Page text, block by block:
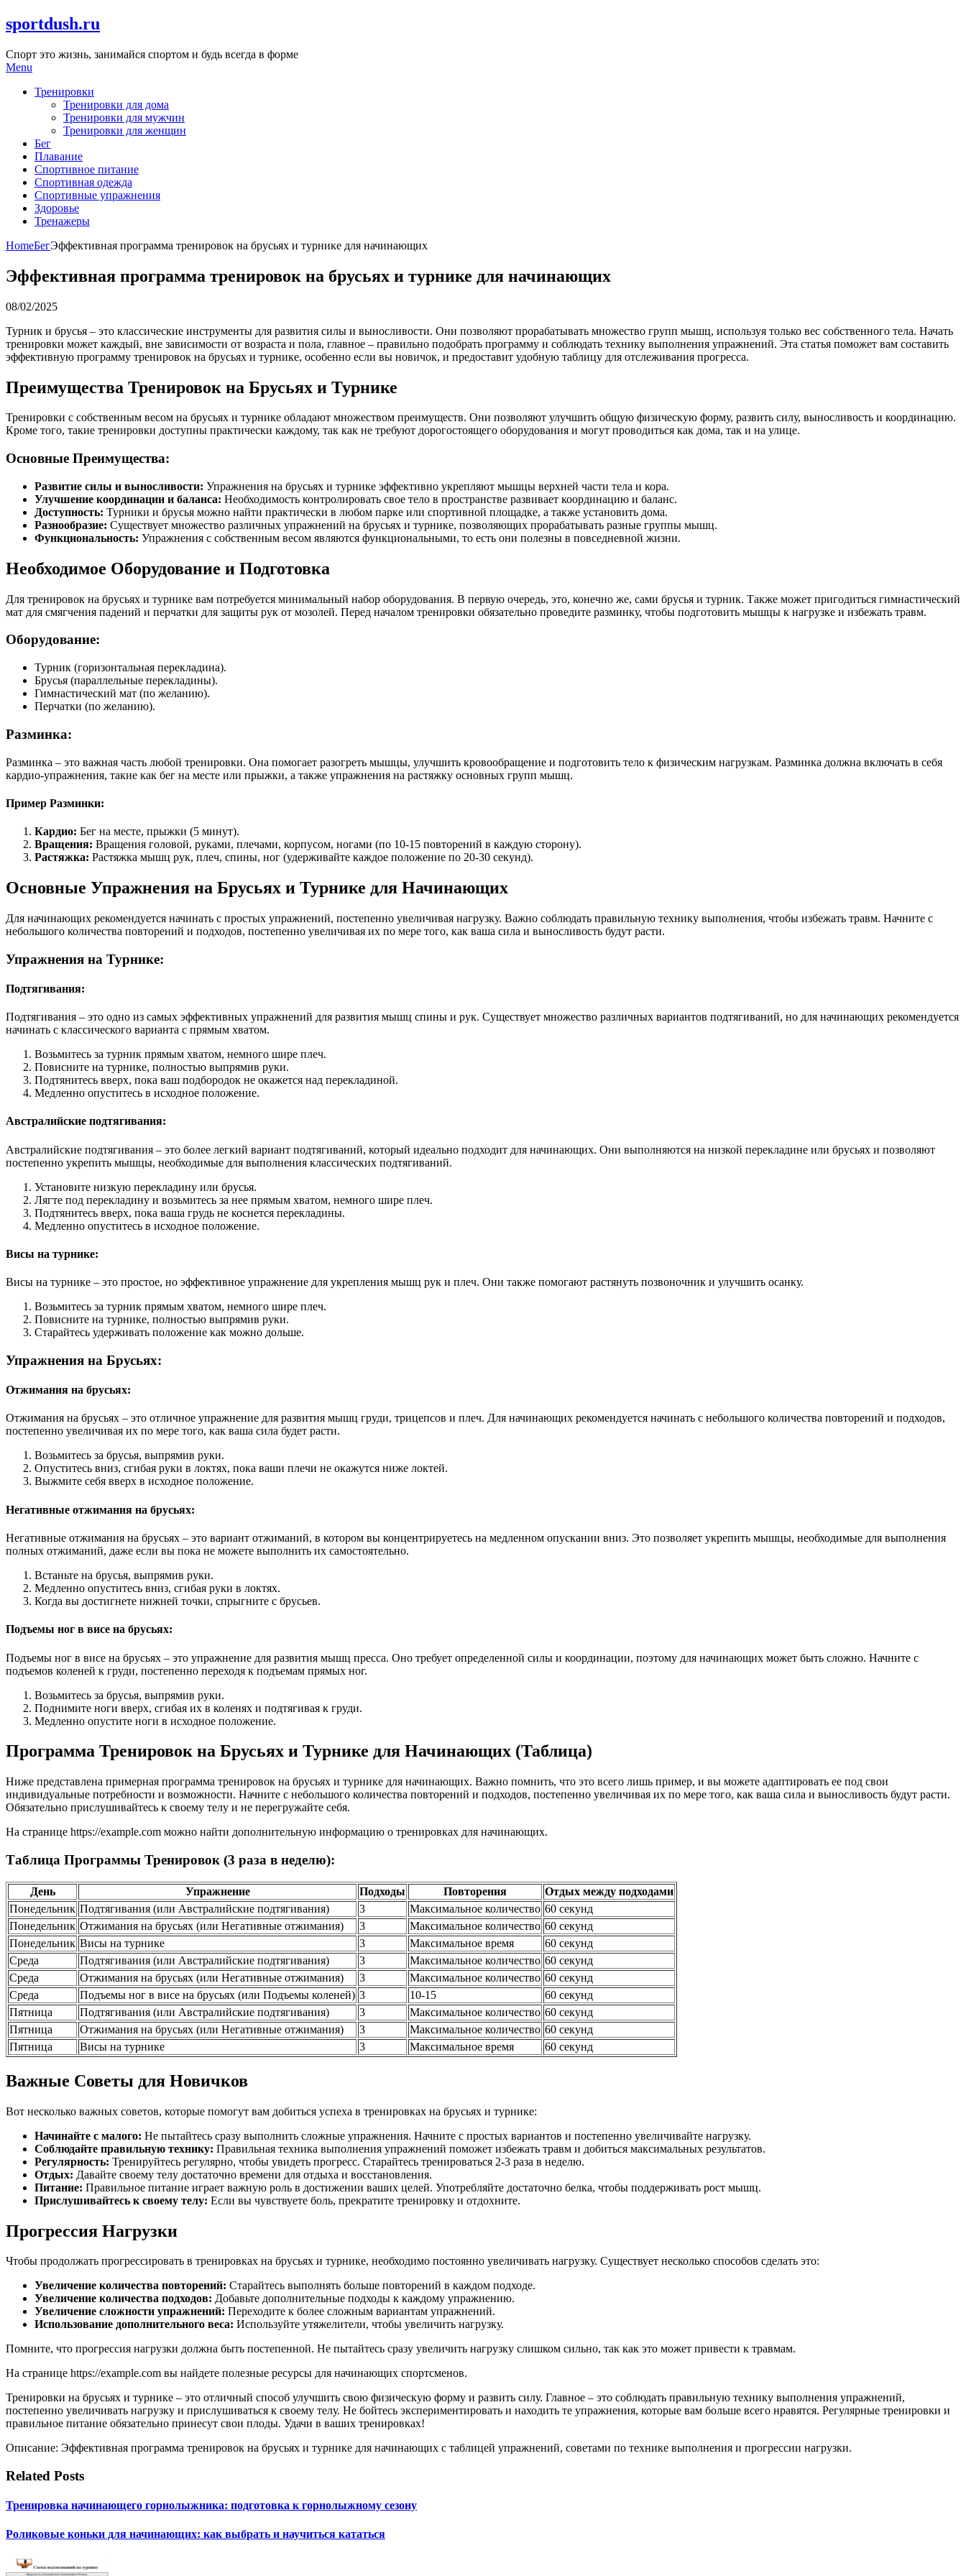
Skip
to
sportdush.ru
Спорт это жизнь, занимайся спортом и будь всегда в форме
Menu
Тренировки
Тренировки для дома
Тренировки для мужчин
Тренировки для женщин
Бег
Плавание
Спортивное питание
Спортивная одежда
Спортивные упражнения
Здоровье
Тренажеры
HomeБегЭффективная программа тренировок на брусьях и турнике для начинающих
Эффективная программа тренировок на брусьях и турнике для начинающих
08/02/2025
Турник и брусья – это классические инструменты для развития силы и выносливости. Они позволяют прорабатывать множество групп мышц, используя только вес собственного тела. Начать
тренировки может каждый, вне зависимости от возраста и пола, главное – правильно подобрать программу и соблюдать технику выполнения упражнений. Эта статья поможет вам составить
эффективную программу тренировок на брусьях и турнике, особенно если вы новичок, и предоставит удобную таблицу для отслеживания прогресса.
Преимущества Тренировок на Брусьях и Турнике
Тренировки с собственным весом на брусьях и турнике обладают множеством преимуществ. Они позволяют улучшить общую физическую форму, развить силу, выносливость и координацию.
Кроме того, такие тренировки доступны практически каждому, так как не требуют дорогостоящего оборудования и могут проводиться как дома, так и на улице.
Основные Преимущества:
Развитие силы и выносливости: Упражнения на брусьях и турнике эффективно укрепляют мышцы верхней части тела и кора.
Улучшение координации и баланса: Необходимость контролировать свое тело в пространстве развивает координацию и баланс.
Доступность: Турники и брусья можно найти практически в любом парке или спортивной площадке, а также установить дома.
Разнообразие: Существует множество различных упражнений на брусьях и турнике, позволяющих прорабатывать разные группы мышц.
Функциональность: Упражнения с собственным весом являются функциональными, то есть они полезны в повседневной жизни.
Необходимое Оборудование и Подготовка
Для тренировок на брусьях и турнике вам потребуется минимальный набор оборудования. В первую очередь, это, конечно же, сами брусья и турник. Также может пригодиться гимнастический
мат для смягчения падений и перчатки для защиты рук от мозолей. Перед началом тренировки обязательно проведите разминку, чтобы подготовить мышцы к нагрузке и избежать травм.
Оборудование:
Турник (горизонтальная перекладина).
Брусья (параллельные перекладины).
Гимнастический мат (по желанию).
Перчатки (по желанию).
Разминка:
Разминка – это важная часть любой тренировки. Она помогает разогреть мышцы, улучшить кровообращение и подготовить тело к физическим нагрузкам. Разминка должна включать в себя
кардио-упражнения, такие как бег на месте или прыжки, а также упражнения на растяжку основных групп мышц.
Пример Разминки:
Кардио: Бег на месте, прыжки (5 минут).
Вращения: Вращения головой, руками, плечами, корпусом, ногами (по 10-15 повторений в каждую сторону).
Растяжка: Растяжка мышц рук, плеч, спины, ног (удерживайте каждое положение по 20-30 секунд).
Основные Упражнения на Брусьях и Турнике для Начинающих
Для начинающих рекомендуется начинать с простых упражнений, постепенно увеличивая нагрузку. Важно соблюдать правильную технику выполнения, чтобы избежать травм. Начните с
небольшого количества повторений и подходов, постепенно увеличивая их по мере того, как ваша сила и выносливость будут расти.
Упражнения на Турнике:
Подтягивания:
Подтягивания – это одно из самых эффективных упражнений для развития мышц спины и рук. Существует множество различных вариантов подтягиваний, но для начинающих рекомендуется
начинать с классического варианта с прямым хватом.
Возьмитесь за турник прямым хватом, немного шире плеч.
Повисните на турнике, полностью выпрямив руки.
Подтянитесь вверх, пока ваш подбородок не окажется над перекладиной.
Медленно опуститесь в исходное положение.
Австралийские подтягивания:
Австралийские подтягивания – это более легкий вариант подтягиваний, который идеально подходит для начинающих. Они выполняются на низкой перекладине или брусьях и позволяют
постепенно укрепить мышцы, необходимые для выполнения классических подтягиваний.
Установите низкую перекладину или брусья.
Лягте под перекладину и возьмитесь за нее прямым хватом, немного шире плеч.
Подтянитесь вверх, пока ваша грудь не коснется перекладины.
Медленно опуститесь в исходное положение.
Висы на турнике:
Висы на турнике – это простое, но эффективное упражнение для укрепления мышц рук и плеч. Они также помогают растянуть позвоночник и улучшить осанку.
Возьмитесь за турник прямым хватом, немного шире плеч.
Повисните на турнике, полностью выпрямив руки.
Старайтесь удерживать положение как можно дольше.
Упражнения на Брусьях:
Отжимания на брусьях:
Отжимания на брусьях – это отличное упражнение для развития мышц груди, трицепсов и плеч. Для начинающих рекомендуется начинать с небольшого количества повторений и подходов,
постепенно увеличивая их по мере того, как ваша сила будет расти.
Возьмитесь за брусья, выпрямив руки.
Опуститесь вниз, сгибая руки в локтях, пока ваши плечи не окажутся ниже локтей.
Выжмите себя вверх в исходное положение.
Негативные отжимания на брусьях:
Негативные отжимания на брусьях – это вариант отжиманий, в котором вы концентрируетесь на медленном опускании вниз. Это позволяет укрепить мышцы, необходимые для выполнения
полных отжиманий, даже если вы пока не можете выполнить их самостоятельно.
Встаньте на брусья, выпрямив руки.
Медленно опуститесь вниз, сгибая руки в локтях.
Когда вы достигнете нижней точки, спрыгните с брусьев.
Подъемы ног в висе на брусьях:
Подъемы ног в висе на брусьях – это упражнение для развития мышц пресса. Оно требует определенной силы и координации, поэтому для начинающих может быть сложно. Начните с
подъемов коленей к груди, постепенно переходя к подъемам прямых ног.
Возьмитесь за брусья, выпрямив руки.
Поднимите ноги вверх, сгибая их в коленях и подтягивая к груди.
Медленно опустите ноги в исходное положение.
Программа Тренировок на Брусьях и Турнике для Начинающих (Таблица)
Ниже представлена примерная программа тренировок на брусьях и турнике для начинающих. Важно помнить, что это всего лишь пример, и вы можете адаптировать ее под свои
индивидуальные потребности и возможности. Начните с небольшого количества повторений и подходов, постепенно увеличивая их по мере того, как ваша сила и выносливость будут расти.
Обязательно прислушивайтесь к своему телу и не перегружайте себя.
На странице https://example.com можно найти дополнительную информацию о тренировках для начинающих.
Таблица Программы Тренировок (3 раза в неделю):
День Упражнение Подходы Повторения
Отдых между подходами
Понедельник Подтягивания (или Австралийские подтягивания) 3 Максимальное количество 60 секунд
Понедельник Отжимания на брусьях (или Негативные отжимания) 3 Максимальное количество 60 секунд
Понедельник Висы на турнике 3 Максимальное время
60 секунд
Среда
Подтягивания (или Австралийские подтягивания) 3 Максимальное количество 60 секунд
Среда
Отжимания на брусьях (или Негативные отжимания) 3 Максимальное количество 60 секунд
Среда
Подъемы ног в висе на брусьях (или Подъемы коленей) 3 10-15
60 секунд
Пятница
Подтягивания (или Австралийские подтягивания) 3 Максимальное количество 60 секунд
Пятница
Отжимания на брусьях (или Негативные отжимания) 3 Максимальное количество 60 секунд
Пятница
Висы на турнике 3 Максимальное время 60 секунд
Важные Советы для Новичков
Вот несколько важных советов, которые помогут вам добиться успеха в тренировках на брусьях и турнике:
Начинайте с малого: Не пытайтесь сразу выполнить сложные упражнения. Начните с простых вариантов и постепенно увеличивайте нагрузку.
Соблюдайте правильную технику: Правильная техника выполнения упражнений поможет избежать травм и добиться максимальных результатов.
Регулярность: Тренируйтесь регулярно, чтобы увидеть прогресс. Старайтесь тренироваться 2-3 раза в неделю.
Отдых: Давайте своему телу достаточно времени для отдыха и восстановления.
Питание: Правильное питание играет важную роль в достижении ваших целей. Употребляйте достаточно белка, чтобы поддерживать рост мышц.
Прислушивайтесь к своему телу: Если вы чувствуете боль, прекратите тренировку и отдохните.
Прогрессия Нагрузки
Чтобы продолжать прогрессировать в тренировках на брусьях и турнике, необходимо постоянно увеличивать нагрузку. Существует несколько способов сделать это:
Увеличение количества повторений: Старайтесь выполнять больше повторений в каждом подходе.
Увеличение количества подходов: Добавьте дополнительные подходы к каждому упражнению.
Увеличение сложности упражнений: Переходите к более сложным вариантам упражнений.
Использование дополнительного веса: Используйте утяжелители, чтобы увеличить нагрузку.
Помните, что прогрессия нагрузки должна быть постепенной. Не пытайтесь сразу увеличить нагрузку слишком сильно, так как это может привести к травмам.
На странице https://example.com вы найдете полезные ресурсы для начинающих спортсменов.
Тренировки на брусьях и турнике – это отличный способ улучшить свою физическую форму и развить силу. Главное – это соблюдать правильную технику выполнения упражнений,
постепенно увеличивать нагрузку и прислушиваться к своему телу. Не бойтесь экспериментировать и находить те упражнения, которые вам больше всего нравятся. Регулярные тренировки и
правильное питание обязательно принесут свои плоды. Удачи в ваших тренировках!
Описание: Эффективная программа тренировок на брусьях и турнике для начинающих с таблицей упражнений, советами по технике выполнения и прогрессии нагрузки.
Related Posts
Тренировка начинающего горнолыжника: подготовка к горнолыжному сезону
Роликовые коньки для начинающих: как выбрать и научиться кататься